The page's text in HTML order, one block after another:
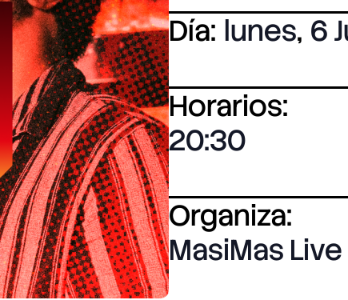
Día: lunes, 6
Horarios:
20:30
Organiza:
MasiMas Live